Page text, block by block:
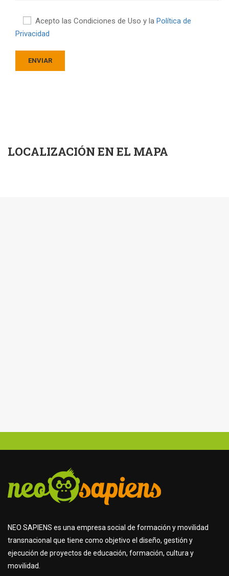
Acepto las Condiciones de Uso y la Política de
Privacidad
LOCALIZACIÓN EN EL MAPA
NEO SAPIENS es una empresa social de formación y movilidad
transnacional que tiene como objetivo el diseño, gestión y
ejecución de proyectos de educación, formación, cultura y
movilidad.